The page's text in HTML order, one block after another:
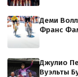
Деми
Франс
Джулио
Вуэльты